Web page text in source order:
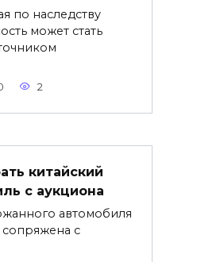
по наследству
может стать
2
китайский
с аукциона
автомобиля
сопряжена с